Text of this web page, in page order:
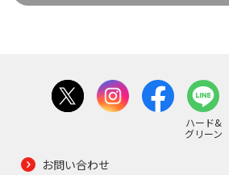
ハード&
グリーン
お問い合わせ